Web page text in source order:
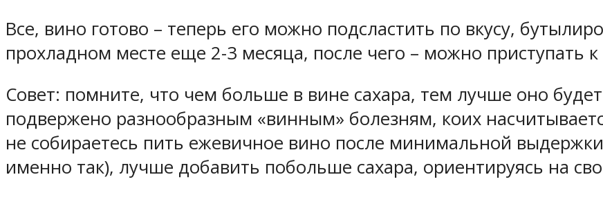
Все, вино готово – теперь его можно подсластить по вкусу,
прохладном месте еще 2-3 месяца, после чего – можно приступать к
Совет: помните, что чем больше в вине сахара, тем лучше оно
подвержено разнообразным «винным» болезням, коих
не собираетесь пить ежевичное вино после минимальной
именно так), лучше добавить побольше сахара, ориентируясь на